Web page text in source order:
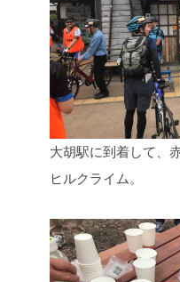
大胡駅に到着して、
ヒルクライム。